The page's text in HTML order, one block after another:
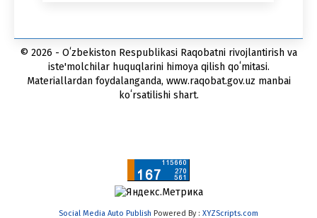
© 2026 - Oʻzbekiston Respublikasi Raqobatni rivojlantirish va
iste'molchilar huquqlarini himoya qilish qoʻmitasi.
Materiallardan foydalanganda, www.raqobat.gov.uz manbai
koʻrsatilishi shart.
Social Media Auto Publish Powered By : XYZScripts.com